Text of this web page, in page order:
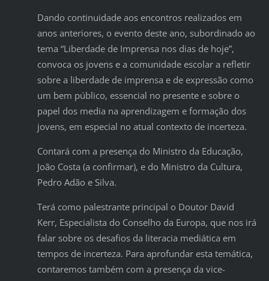
Dando continuidade aos encontros realizados em
anos anteriores, o evento deste ano, subordinado ao
tema “Liberdade de Imprensa nos dias de hoje”,
convoca os jovens e a comunidade escolar a refletir
sobre a liberdade de imprensa e de expressão como
um bem público, essencial no presente e sobre o
papel dos media na aprendizagem e formação dos
jovens, em especial no atual contexto de incerteza.
Contará com a presença do Ministro da Educação,
João Costa (a confirmar), e do Ministro da Cultura,
Pedro Adão e Silva.
Terá como palestrante principal o Doutor David
Kerr, Especialista do Conselho da Europa, que nos irá
falar sobre os desafios da literacia mediática em
tempos de incerteza. Para aprofundar esta temática,
contaremos também com a presença da vice-